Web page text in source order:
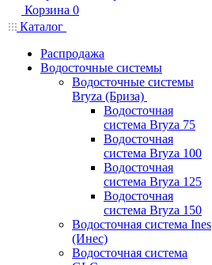
Корзина 0
Каталог
Распродажа
Водосточные системы
Водосточные системы
Bryza (Бриза)
Водосточная
система Bryza 75
Водосточная
система Bryza 100
Водосточная
система Bryza 125
Водосточная
система Bryza 150
Водосточная система Ines
(Инес)
Водосточная система